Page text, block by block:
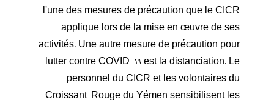
l'une des mesures de précaution que le CICR
applique lors de la mise en œuvre de ses
activités. Une autre mesure de précaution pour
lutter contre COVID-19 est la distanciation. Le
personnel du CICR et les volontaires du
Croissant-Rouge du Yémen sensibilisent les